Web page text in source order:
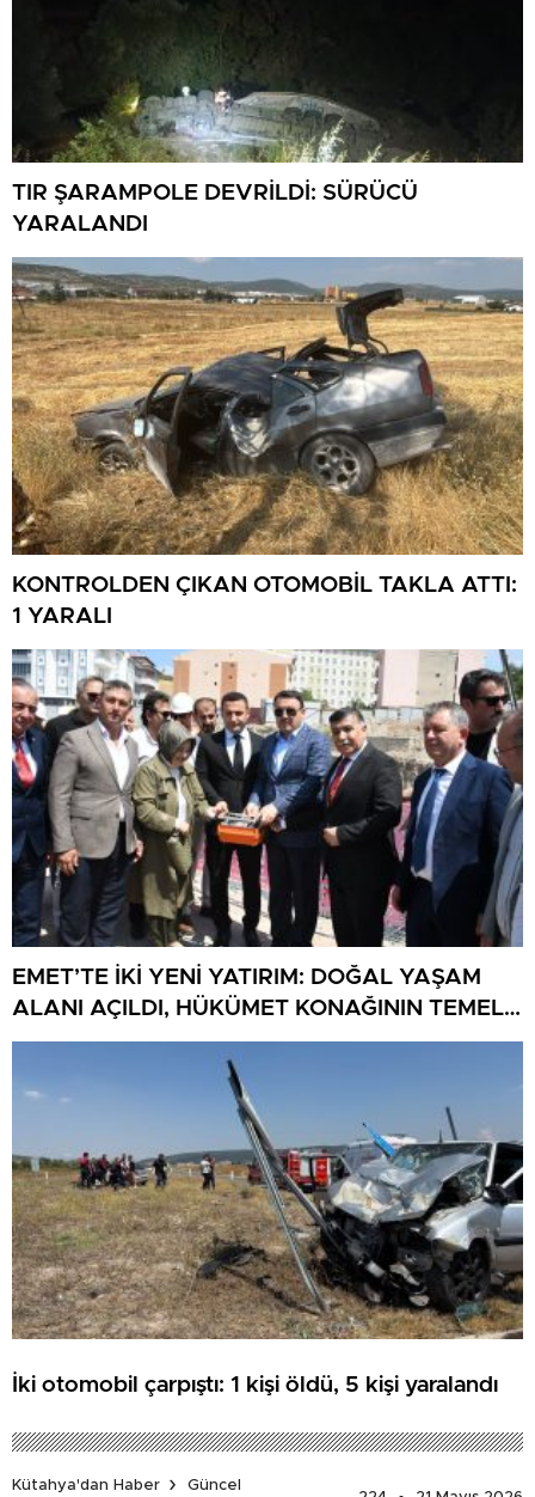
TIR ŞARAMPOLE DEVRİLDİ: SÜRÜCÜ
YARALANDI
KONTROLDEN ÇIKAN OTOMOBİL TAKLA ATTI:
1 YARALI
EMET’TE İKİ YENİ YATIRIM: DOĞAL YAŞAM
ALANI AÇILDI, HÜKÜMET KONAĞININ TEMELİ
ATILDI
İki otomobil çarpıştı: 1 kişi öldü, 5 kişi yaralandı
Kütahya'dan Haber
Güncel